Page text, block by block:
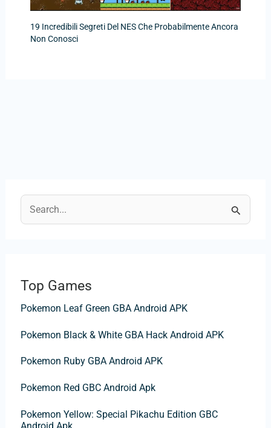
a
:
Top Games
Pokemon Leaf Green GBA Android APK
Pokemon Black & White GBA Hack Android APK
Pokemon Ruby GBA Android APK
Pokemon Red GBC Android Apk
Pokemon Yellow: Special Pikachu Edition GBC
Android Apk
19 Incredibili Segreti Del NES Che Probabilmente Ancora
Non Conosci